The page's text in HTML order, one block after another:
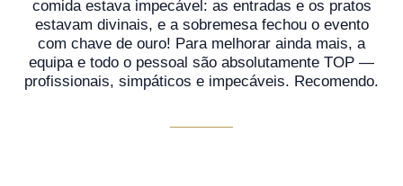
comida estava impecável: as entradas e os pratos
estavam divinais, e a sobremesa fechou o evento
com chave de ouro! Para melhorar ainda mais, a
equipa e todo o pessoal são absolutamente TOP —
profissionais, simpáticos e impecáveis. Recomendo.